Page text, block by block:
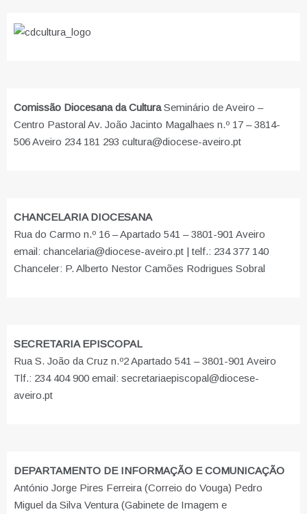
Comissão Diocesana da CulturaSeminário de Aveiro –
Centro Pastoral Av. João Jacinto Magalhaes n.º 17 – 3814-
506 Aveiro 234 181 293 cultura@diocese-aveiro.pt
CHANCELARIA DIOCESANA
Rua do Carmo n.º 16 – Apartado 541 – 3801-901 Aveiro
email: chancelaria@diocese-aveiro.pt | telf.: 234 377 140
Chanceler: P. Alberto Nestor Camões Rodrigues Sobral
SECRETARIA EPISCOPAL
Rua S. João da Cruz n.º2 Apartado 541 – 3801-901 Aveiro
Tlf.: 234 404 900 email: secretariaepiscopal@diocese-
aveiro.pt
DEPARTAMENTO DE INFORMAÇÃO E COMUNICAÇÃO
António Jorge Pires Ferreira (Correio do Vouga) Pedro
Miguel da Silva Ventura (Gabinete de Imagem e